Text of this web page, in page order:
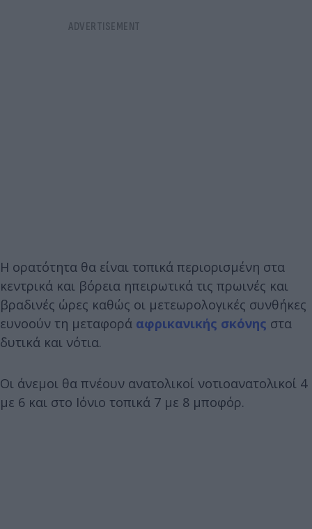
Η ορατότητα θα είναι τοπικά περιορισμένη στα
κεντρικά και βόρεια ηπειρωτικά τις πρωινές και
βραδινές ώρες καθώς οι μετεωρολογικές συνθήκες
ευνοούν τη μεταφορά αφρικανικής σκόνης στα
δυτικά και νότια.
Οι άνεμοι θα πνέουν ανατολικοί νοτιοανατολικοί 4
με 6 και στο Ιόνιο τοπικά 7 με 8 μποφόρ.